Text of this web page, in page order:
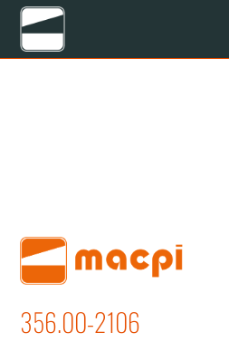
356.00-2106